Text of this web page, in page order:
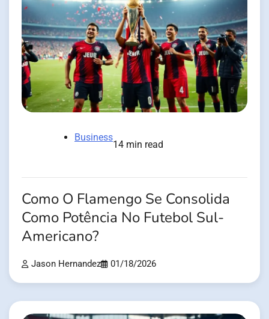
Business
14 min read
Como O Flamengo Se Consolida
Como Potência No Futebol Sul-
Americano?
Jason Hernandez 01/18/2026